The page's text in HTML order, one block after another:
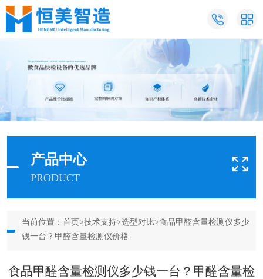
产品中心
PRODUCT
当前位置： 首页 >技术支持>选型对比>食品甲醛含量检测仪多少
钱一台？甲醛含量检测仪价格
食品甲醛含量检测仪多少钱一台？甲醛含量检